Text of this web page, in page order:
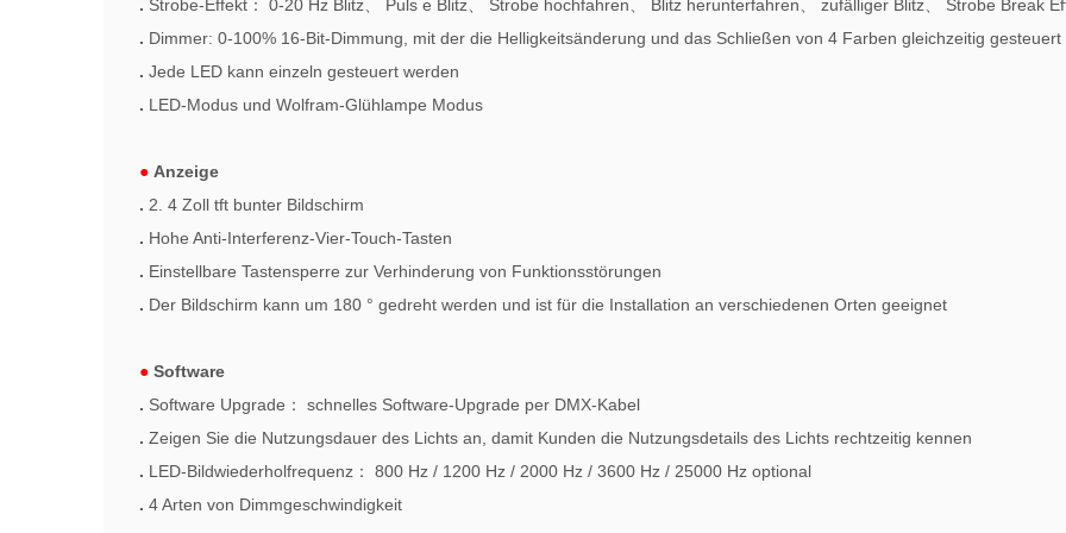
. Strobe-Effekt ： 0-20 Hz Blitz Puls e Blitz Strobe hochfahren Blitz herunterfahren zufälliger Blitz
Strobe Break
. Dimmer: 0-100% 16-Bit-Dimmung, mit der die Helligkeitsänderung und das Schließen von 4 Farben gleichzeitig
. Jede LED kann einzeln gesteuert werden
. LED-Modus und Wolfram-Glühlampe Modus
● Anzeige
. 2. 4 Zoll tft bunter Bildschirm
. Hohe Anti-Interferenz-Vier-Touch-Tasten
. Einstellbare Tastensperre zur Verhinderung von Funktionsstörungen
. Der Bildschirm kann um 180 ° gedreht werden und ist für die Installation an verschiedenen Orten geeignet
● Software
. Software Upgrade ：
schnelles Software-Upgrade per DMX-Kabel
. Zeigen Sie die Nutzungsdauer des Lichts an, damit Kunden die Nutzungsdetails des Lichts rechtzeitig kennen
. LED-Bildwiederholfrequenz ：
800 Hz / 1200 Hz / 2000 Hz / 3600 Hz / 25000 Hz optional
. 4 Arten von Dimmgeschwindigkeit